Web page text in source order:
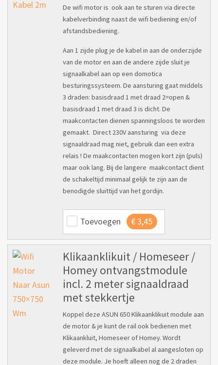
De wifi motor is ook aan te sturen via directe
kabelverbinding naast de wifi bediening en/of
afstandsbediening.
Aan 1 zijde plug je de kabel in aan de onderzijde
van de motor en aan de andere zijde sluit je
signaalkabel aan op een domotica
besturingssysteem. De aansturing gaat middels
3 draden: basisdraad 1 met draad 2=open &
basisdraad 1 met draad 3 is dicht. De
maakcontacten dienen spanningsloos te worden
gemaakt. Direct 230V aansturing via deze
signaaldraad mag niet, gebruik dan een extra
relais ! De maakcontacten mogen kort zijn (puls)
maar ook lang. Bij de langere maakcontact dient
de schakeltijd minimaal gelijk te zijn aan de
benodigde sluittijd van het gordijn.
Toevoegen €3,45
Klikaanklikuit / Homeseer /
Homey ontvangstmodule
incl. 2 meter signaaldraad
met stekkertje
Koppel deze ASUN 650 Klikaanklikuit module aan
de motor & je kunt de rail ook bedienen met
Klikaankluit, Homeseer of Homey. Wordt
geleverd met de signaalkabel al aangesloten op
deze module. Je hoeft alleen nog de 2 draden